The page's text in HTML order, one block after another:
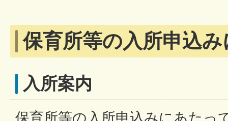
保育所等の入所申込
入所案内
保育所等の入所申込みにあたっ